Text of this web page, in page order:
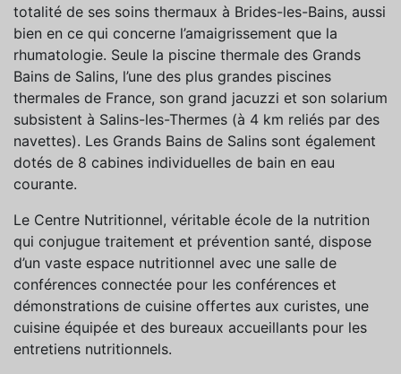
totalité de ses soins thermaux à Brides-les-Bains, aussi
bien en ce qui concerne l’amaigrissement que la
rhumatologie. Seule la piscine thermale des Grands
Bains de Salins, l’une des plus grandes piscines
thermales de France, son grand jacuzzi et son solarium
subsistent à Salins-les-Thermes (à 4 km reliés par des
navettes). Les Grands Bains de Salins sont également
dotés de 8 cabines individuelles de bain en eau
courante.
Le Centre Nutritionnel, véritable école de la nutrition
qui conjugue traitement et prévention santé, dispose
d’un vaste espace nutritionnel avec une salle de
conférences connectée pour les conférences et
démonstrations de cuisine offertes aux curistes, une
cuisine équipée et des bureaux accueillants pour les
entretiens nutritionnels.